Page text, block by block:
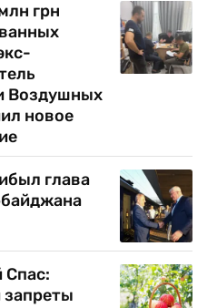
грн
Воздушных
новое
глава
Спас:
запреты